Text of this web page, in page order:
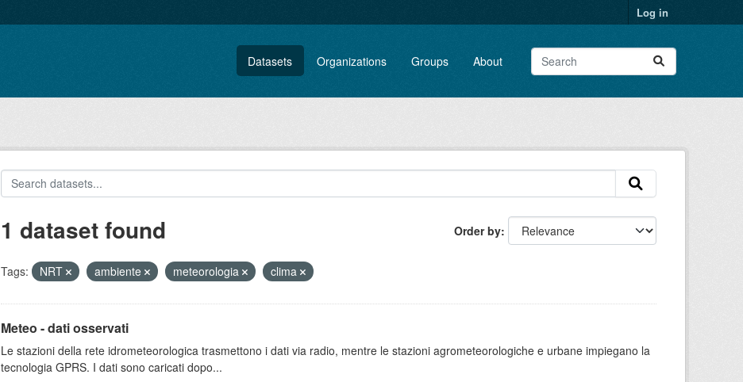
Log in
Datasets Organizations Groups About
Order by
1 dataset found
Tags: NRT ambiente meteorologia clima
Meteo - dati osservati
Le stazioni della rete idrometeorologica trasmettono i dati via radio, mentre le stazioni agrometeorologiche e urbane impiegano la
tecnologia GPRS. I dati sono caricati dopo...